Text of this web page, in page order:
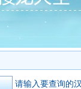
请输入要查询的